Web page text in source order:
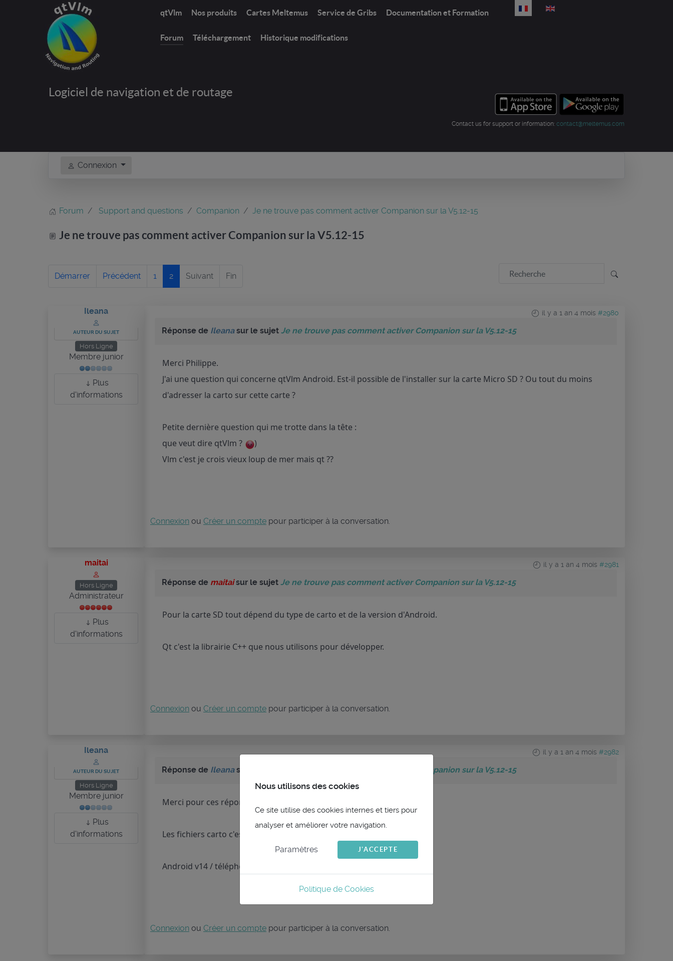
qtVlm Nos produits Cartes Meltemus Service de Gribs Documentation et Formation
Forum Téléchargement Historique modifications
Sélectionnez votre langue
Logiciel de navigation et de routage
Contact us for support or information: contact@meltemus.com
Connexion
Forum Support and questions Companion Je ne trouve pas comment activer Companion sur la V5.12-15
Je ne trouve pas comment activer Companion sur la V5.12-15
Démarrer Précédent 1 2 Suivant Fin
Ileana
AUTEUR DU SUJET
Hors Ligne
Membre junior
Plus
d'informations
il y a 1 an 4 mois #2980
Réponse de Ileanasur le sujet Je ne trouve pas comment activer Companion sur la V5.12-15
Merci Philippe.
J'ai une question qui concerne qtVlm Android. Est-il possible de l'installer sur la carte Micro SD ? Ou tout du moins
d'adresser la carto sur cette carte ?
Petite dernière question qui me trotte dans la tête :
que veut dire qtVlm ?
)
Vlm c'est je crois vieux loup de mer mais qt ??
Connexion ou Créer un compte pour participer à la conversation.
maitai
Hors Ligne
Administrateur
Plus
d'informations
il y a 1 an 4 mois #2981
Réponse de maitaisur le sujet Je ne trouve pas comment activer Companion sur la V5.12-15
Pour la carte SD tout dépend du type de carto et de la version d'Android.
Qt c'est la librairie C++ que nous utilisons pour développer.
Connexion ou Créer un compte pour participer à la conversation.
Ileana
AUTEUR DU SUJET
Hors Ligne
Membre junior
Plus
d'informations
il y a 1 an 4 mois #2982
Réponse de Ileanasur le sujet Je ne trouve pas comment activer Companion sur la V5.12-15
Merci pour ces réponses.
Les fichiers carto c'est du CM93 et des cartes au format Mbtiles.
Android v14 / téléphone v13 / tablette.
Connexion ou Créer un compte pour participer à la conversation.
Nous utilisons des cookies
Ce site utilise des cookies internes et tiers pour
analyser et améliorer votre navigation.
Paramètres J'ACCEPTE
Politique de Cookies